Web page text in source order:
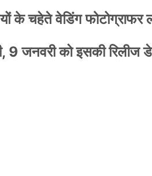
के चहेते वेडिंग फोटोग्राफर
जनवरी को इसकी रिलीज